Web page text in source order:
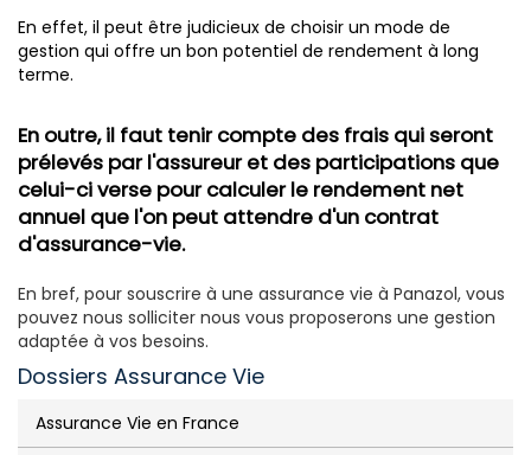
En effet, il peut être judicieux de choisir un mode de
gestion qui offre un bon potentiel de rendement à long
terme.
En outre, il faut tenir compte des frais qui seront
prélevés par l'assureur et des participations que
celui-ci verse pour calculer le rendement net
annuel que l'on peut attendre d'un contrat
d'assurance-vie.
En bref, pour souscrire à une assurance vie à Panazol, vous
pouvez nous solliciter nous vous proposerons une gestion
adaptée à vos besoins.
Dossiers Assurance Vie
Assurance Vie en France